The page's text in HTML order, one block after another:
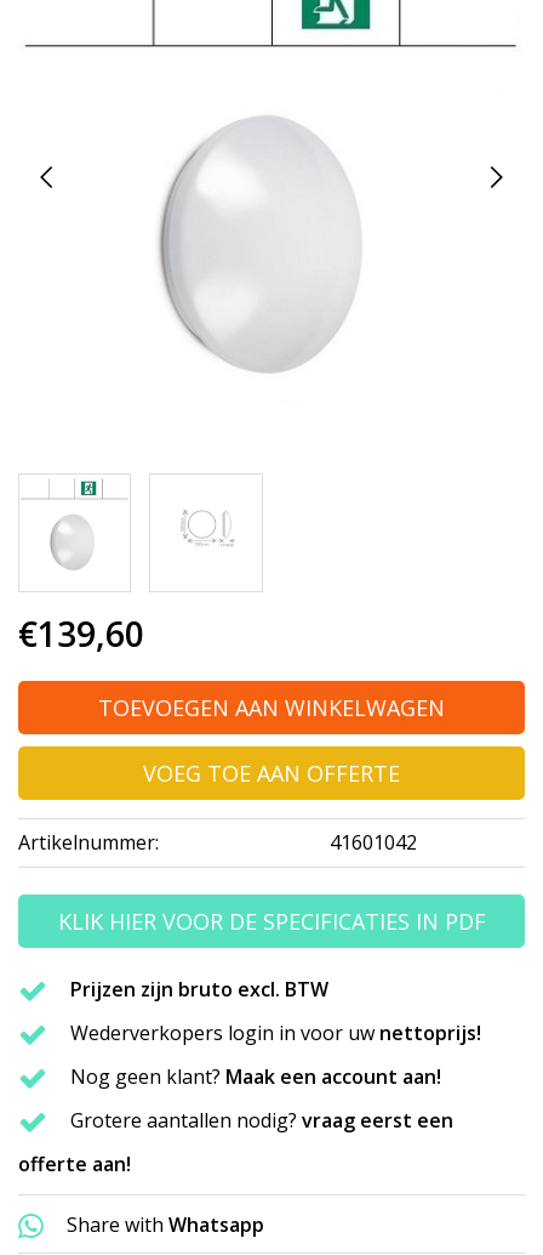
€139,60
TOEVOEGEN AAN WINKELWAGEN
VOEG TOE AAN OFFERTE
Artikelnummer: 41601042
KLIK HIER VOOR DE SPECIFICATIES IN PDF
Prijzen zijn bruto excl. BTW
Wederverkopers login in voor uw nettoprijs!
Nog geen klant? Maak een account aan!
Grotere aantallen nodig? vraag eerst een
offerte aan!
Share with Whatsapp